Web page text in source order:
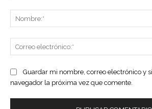
Guardar mi nombre, correo electrónico y
navegador la próxima vez que comente.